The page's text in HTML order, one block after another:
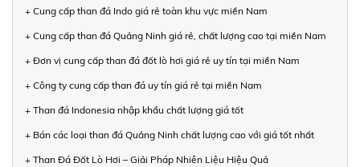
+ Cung cấp than đá Indo giá rẻ toàn khu vực miền Nam
+ Cung cấp than đá Quảng Ninh giá rẻ, chất lượng cao tại miền Nam
+ Đơn vị cung cấp than đá đốt lò hơi giá rẻ uy tín tại miền Nam
+ Công ty cung cấp than đá uy tín giá rẻ tại miền Nam
+ Than đá Indonesia nhập khẩu chất lượng giá tốt
+ Bán các loại than đá Quảng Ninh chất lượng cao với giá tốt nhất
+ Than Đá Đốt Lò Hơi – Giải Pháp Nhiên Liệu Hiệu Quả